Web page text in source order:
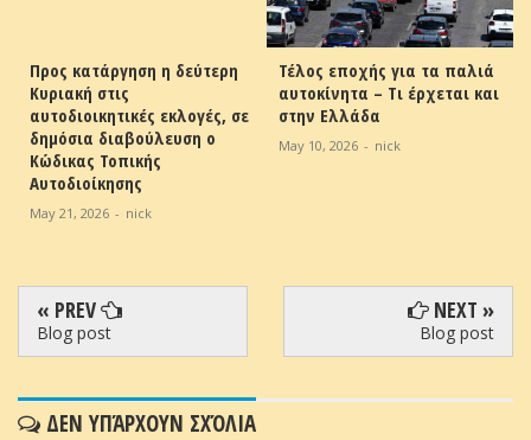
Προς κατάργηση η δεύτερη
Κυριακή στις
αυτοδιοικητικές εκλογές, σε
δημόσια διαβούλευση ο
Κώδικας Τοπικής
Αυτοδιοίκησης
May 21, 2026 - nick
Τέλος εποχής για τα παλιά
αυτοκίνητα – Τι έρχεται και
στην Ελλάδα
May 10, 2026 - nick
« PREV
Blog post
NEXT »
Blog post
ΔΕΝ ΥΠΆΡΧΟΥΝ ΣΧΌΛΙΑ